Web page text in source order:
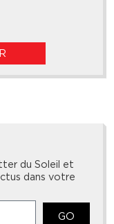
du Soleil et
dans votre
GO